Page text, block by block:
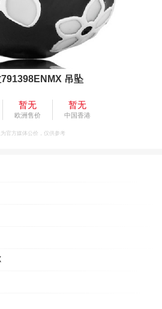
吊坠
暂无
欧洲售价
暂无
中国香港
为官方媒体公价，仅供参考